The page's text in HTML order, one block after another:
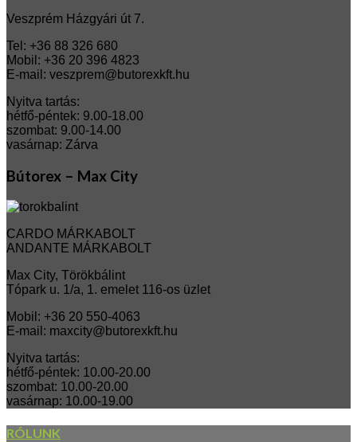
Veszprém Házgyári út 7.
Tel: +36 88 326 680
Mobil: +36 20 396 4823
E-mail: veszprem@butorexkft.hu
Nyitva tartás:
hétfő-péntek: 9.00-18.00
szombat: 9.00-14.00
vasárnap: Zárva
Bútorex – Max City
CARDO MÁRKABOLT
ANDANTE MÁRKABOLT
Max City, Törökbálint
Tópark u. 1/a, 1. emelet 116-os üzlet
Mobil: +36 20 550-4063
E-mail: maxcity@butorexkft.hu
Nyitva tartás:
hétfő-péntek: 10.00-20.00
szombat: 10.00-20.00
vasárnap: 10.00-19.00
RÓLUNK